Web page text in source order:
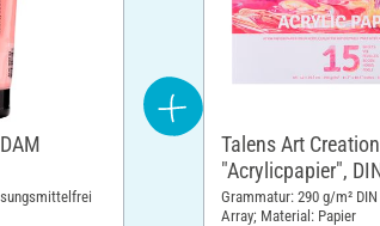
Talens Art Creation
"Acrylicpapier",
Grammatur: 290 g/m²
Array; Material: Papier